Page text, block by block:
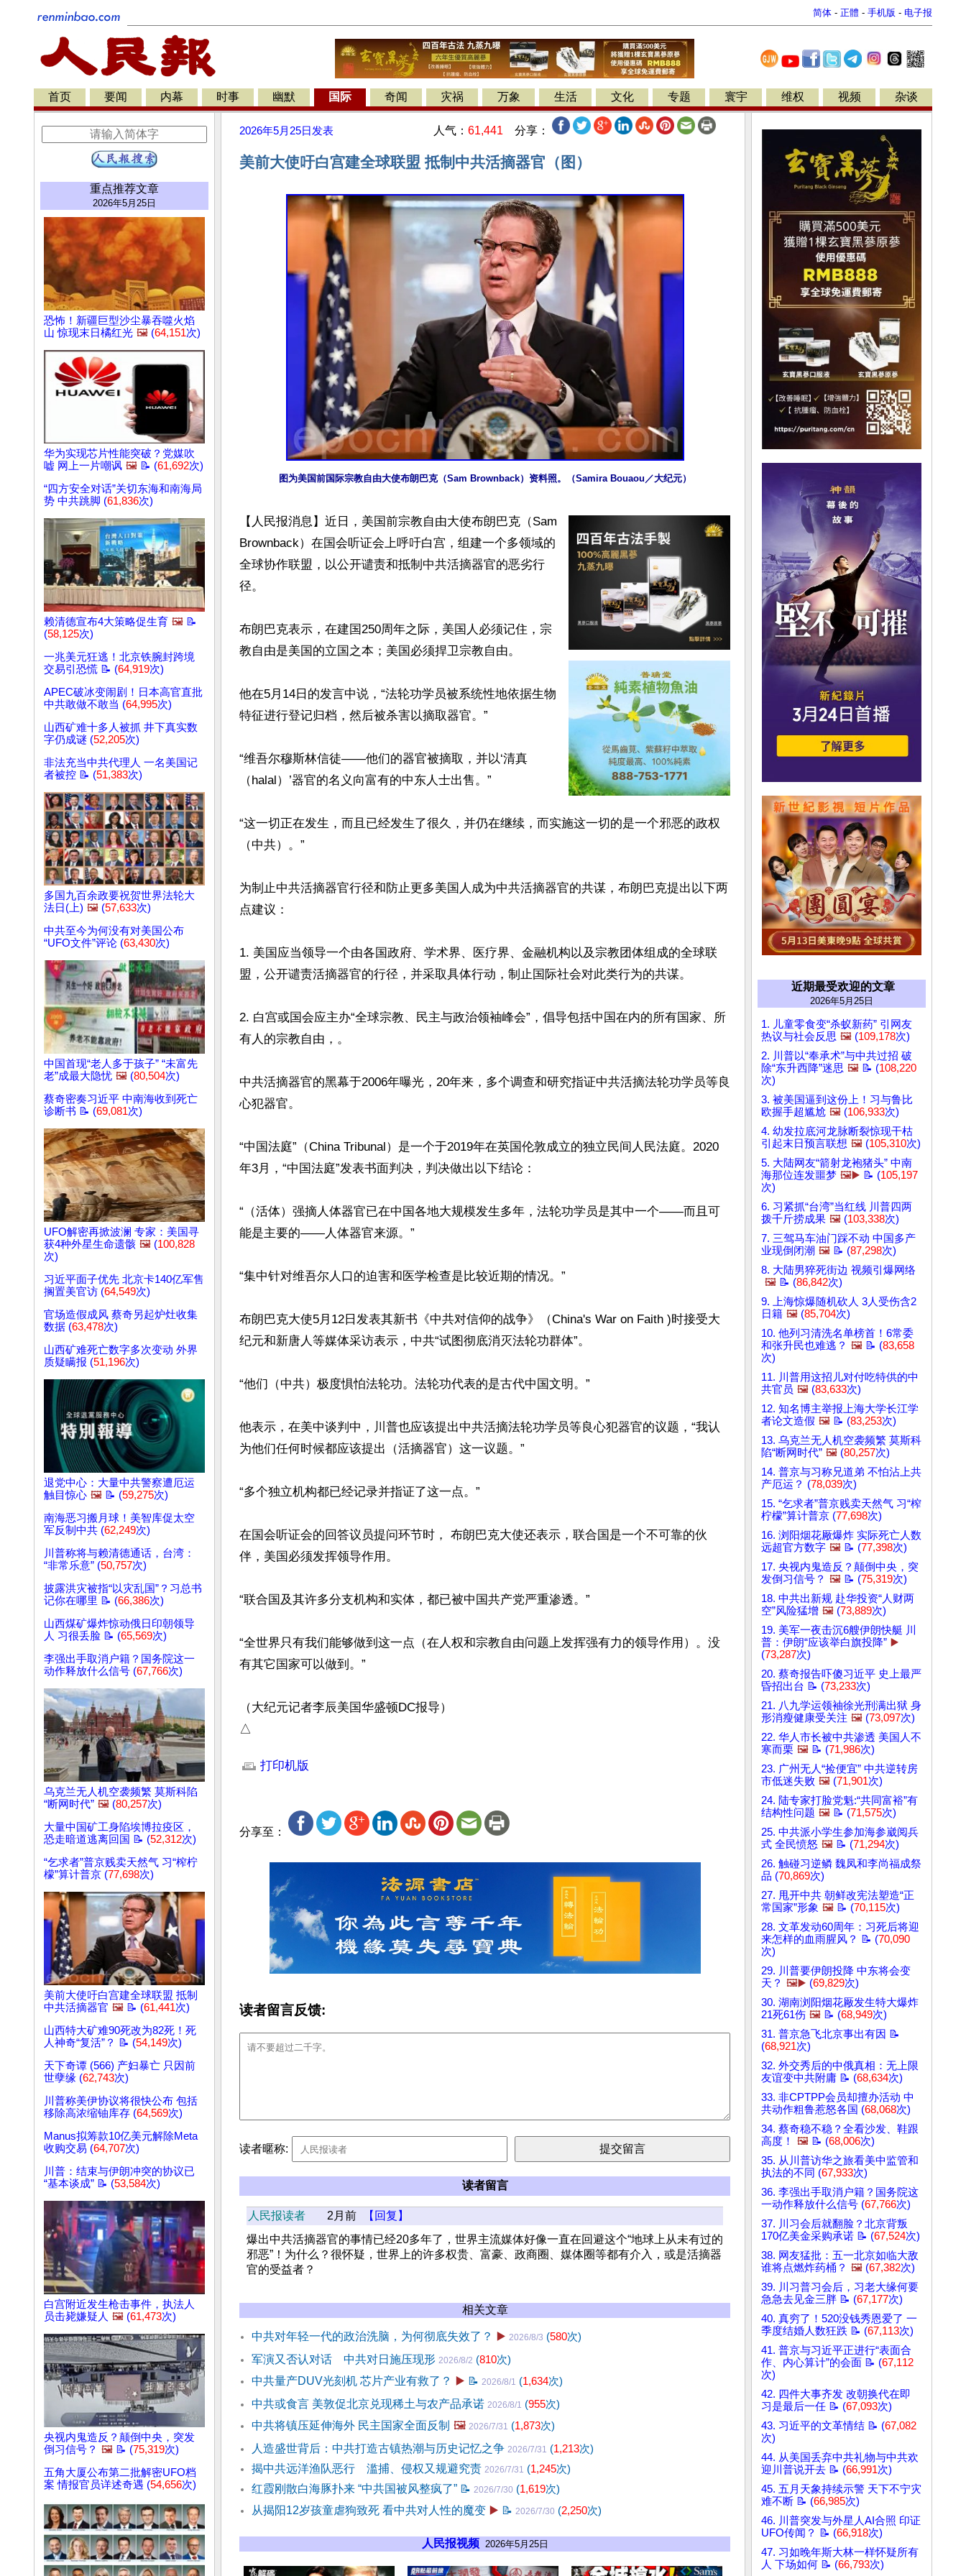
简体 - 正體 - 手机版 - 电子报
首页 要闻 内幕 时事 幽默 国际 奇闻 灾祸 万象 生活 文化 专题 寰宇 维权 视频 杂谈
重点推荐文章
2026年5月25日
恐怖！新疆巨型沙尘暴吞噬火焰
山 惊现末日橘红光 🖼️ (64,151次)
华为实现芯片性能突破？党媒吹
嘘 网上一片嘲讽 🖼️ 📝 (61,692次)
“四方安全对话”关切东海和南海局
势 中共跳脚 (61,836次)
赖清德宣布4大策略促生育 🖼️ 📝
(58,125次)
一兆美元狂逃！北京铁腕封跨境
交易引恐慌 📝 (64,919次)
APEC破冰变闹剧！日本高官直批
中共敢做不敢当 (64,995次)
山西矿难十多人被抓 井下真实数
字仍成谜 (52,205次)
非法充当中共代理人 一名美国记
者被控 📝 (51,383次)
多国九百余政要祝贺世界法轮大
法日(上) 🖼️ (57,633次)
中共至今为何没有对美国公布
“UFO文件”评论 (63,430次)
中国首现“老人多于孩子” “未富先
老”成最大隐忧 🖼️ (80,504次)
蔡奇密奏习近平 中南海收到死亡
诊断书 📝 (69,081次)
UFO解密再掀波澜 专家：美国寻
获4种外星生命遗骸 🖼️ (100,828
次)
习近平面子优先 北京卡140亿军售
搁置美官访 (64,549次)
官场造假成风 蔡奇另起炉灶收集
数据 (63,478次)
山西矿难死亡数字多次变动 外界
质疑瞒报 (51,196次)
退党中心：大量中共警察遭厄运
触目惊心 🖼️ 📝 (59,275次)
南海恶习搬月球！美智库促太空
军反制中共 (62,249次)
川普称将与赖清德通话，台湾：
“非常乐意” (50,757次)
披露洪灾被指“以灾乱国”？习总书
记你在哪里 📝 (66,386次)
山西煤矿爆炸惊动俄日印朝领导
人 习很丢脸 📝 (65,569次)
李强出手取消户籍？国务院这一
动作释放什么信号 (67,766次)
乌克兰无人机空袭频繁 莫斯科陷
“断网时代” 🖼️ (80,257次)
大量中国矿工身陷埃博拉疫区，
恐走暗道逃离回国 📝 (52,312次)
“乞求者”普京贱卖天然气 习“榨柠
檬”算计普京 (77,698次)
美前大使吁白宫建全球联盟 抵制
中共活摘器官 🖼️ 📝 (61,441次)
山西特大矿难90死改为82死！死
人神奇“复活”？ 📝 (54,149次)
天下奇谭 (566) 产妇暴亡 只因前
世孽缘 (62,743次)
川普称美伊协议将很快公布 包括
移除高浓缩铀库存 (64,569次)
Manus拟筹款10亿美元解除Meta
收购交易 (64,707次)
川普：结束与伊朗冲突的协议已
“基本谈成” 📝 (53,584次)
白宫附近发生枪击事件，执法人
员击毙嫌疑人 🖼️ (61,473次)
央视内鬼造反？颠倒中央，突发
倒习信号？ 🖼️ 📝 (75,319次)
五角大厦公布第二批解密UFO档
案 情报官员详述奇遇 (54,656次)
2026年5月25日 发表 人气： 61,441 分享：
美前大使吁白宫建全球联盟 抵制中共活摘器官（图）
图为美国前国际宗教自由大使布朗巴克（Sam Brownback）资料照。（Samira Bouaou／大纪元）
【人民报消息】近日，美国前宗教自由大使布朗巴克（Sam
Brownback）在国会听证会上呼吁白宫，组建一个多领域的
全球协作联盟，以公开谴责和抵制中共活摘器官的恶劣行
径。
布朗巴克表示，在建国250周年之际，美国人必须记住，宗
教自由是美国的立国之本；美国必须捍卫宗教自由。
他在5月14日的发言中说，“法轮功学员被系统性地依据生物
特征进行登记归档，然后被杀害以摘取器官。”
“维吾尔穆斯林信徒——他们的器官被摘取，并以‘清真
（halal）’器官的名义向富有的中东人士出售。”
“这一切正在发生，而且已经发生了很久，并仍在继续，而实施这一切的是一个邪恶的政权
（中共）。”
为制止中共活摘器官行径和防止更多美国人成为中共活摘器官的共谋，布朗巴克提出以下两
点建议：
1. 美国应当领导一个由各国政府、学术界、医疗界、金融机构以及宗教团体组成的全球联
盟，公开谴责活摘器官的行径，并采取具体行动，制止国际社会对此类行为的共谋。
2. 白宫或国会应主办“全球宗教、民主与政治领袖峰会”，倡导包括中国在内的所有国家、所
有人的宗教自由，。
中共活摘器官的黑幕于2006年曝光，20年来，多个调查和研究指证中共活摘法轮功学员等良
心犯器官。
“中国法庭”（China Tribunal）是一个于2019年在英国伦敦成立的独立民间人民法庭。2020
年3月，“中国法庭”发表书面判决，判决做出以下结论：
“（活体）强摘人体器官已在中国各地大规模发生多年，法轮功学员是其中一个——而且可
能是主要的——人体器官来源。”
“集中针对维吾尔人口的迫害和医学检查是比较近期的情况。”
布朗巴克大使5月12日发表其新书《中共对信仰的战争》（China's War on Faith )时接受大
纪元和新唐人等媒体采访表示，中共“试图彻底消灭法轮功群体”。
“他们（中共）极度惧怕法轮功。法轮功代表的是古代中国文明。”
他表示，在美中谈判中，川普也应该提出中共活摘法轮功学员等良心犯器官的议题，“我认
为他们任何时候都应该提出（活摘器官）这一议题。”
“多个独立机构都已经记录并指证了这一点。”
在国会听证会的回答议员提问环节时， 布朗巴克大使还表示，联合国是一个不可靠的伙
伴，美国必须发挥领导作用。
“联合国及其许多分支机构和实体，都已被中国共产党严重渗透。”
“全世界只有我们能够做到这一点（在人权和宗教自由问题上发挥强有力的领导作用）。没
有其它国家可以做到。”
（大纪元记者李辰美国华盛顿DC报导）
△
打印机版
分享至：
读者留言反馈:
读者暱称:
读者留言
人民报读者 2月前
【回复】
爆出中共活摘器官的事情已经20多年了，世界主流媒体好像一直在回避这个“地球上从未有过的
邪恶”！为什么？很怀疑，世界上的许多权贵、富豪、政商圈、媒体圈等都有介入，或是活摘器
官的受益者？
相关文章
中共对年轻一代的政治洗脑，为何彻底失效了？ ▶️ 2026/8/3 (580次)
军演又否认对话 中共对日施压现形 2026/8/2 (810次)
中共量产DUV光刻机 芯片产业有救了？ ▶️ 📝 2026/8/1 (1,634次)
中共或食言 美敦促北京兑现稀土与农产品承诺 2026/8/1 (955次)
中共将镇压延伸海外 民主国家全面反制 🖼️ 2026/7/31 (1,873次)
人造盛世背后：中共打造古镇热潮与历史记忆之争 2026/7/31 (1,213次)
揭中共远洋渔队恶行 滥捕、侵权又规避究责 2026/7/31 (1,245次)
红霞刚散白海豚扑来 “中共国被风整疯了” 📝 2026/7/30 (1,619次)
从揭阳12岁孩童虐狗致死 看中共对人性的魔变 ▶️ 📝 2026/7/30 (2,250次)
人民报视频 2026年5月25日
近期最受欢迎的文章
2026年5月25日
1. 儿童零食变“杀蚁新药” 引网友
热议与社会反思 🖼️ (109,178次)
2. 川普以“奉承术”与中共过招 破
除“东升西降”迷思 🖼️ 📝 (108,220
次)
3. 被美国逼到这份上！习与鲁比
欧握手超尴尬 🖼️ (106,933次)
4. 幼发拉底河龙脉断裂惊现干枯
引起末日预言联想 🖼️ (105,310次)
5. 大陆网友“箭射龙袍猪头” 中南
海那位连发噩梦 🖼️▶️ 📝 (105,197
次)
6. 习紧抓“台湾”当红线 川普四两
拨千斤捞成果 🖼️ (103,338次)
7. 三驾马车油门踩不动 中国多产
业现倒闭潮 🖼️ 📝 (87,298次)
8. 大陆男猝死街边 视频引爆网络
🖼️ 📝 (86,842次)
9. 上海惊爆随机砍人 3人受伤含2
日籍 🖼️ (85,704次)
10. 他列习清洗名单榜首！6常委
和张升民也难逃？ 🖼️ 📝 (83,658
次)
11. 川普用这招儿对付吃特供的中
共官员 🖼️ (83,633次)
12. 知名博主举报上海大学长江学
者论文造假 🖼️ 📝 (83,253次)
13. 乌克兰无人机空袭频繁 莫斯科
陷“断网时代” 🖼️ (80,257次)
14. 普京与习称兄道弟 不怕沾上共
产厄运？ (78,039次)
15. “乞求者”普京贱卖天然气 习“榨
柠檬”算计普京 (77,698次)
16. 浏阳烟花厰爆炸 实际死亡人数
远超官方数字 🖼️ 📝 (77,398次)
17. 央视内鬼造反？颠倒中央，突
发倒习信号？ 🖼️ 📝 (75,319次)
18. 中共出新规 赴华投资“人财两
空”风险猛增 🖼️ (73,889次)
19. 美军一夜击沉6艘伊朗快艇 川
普：伊朗“应该举白旗投降” ▶️
(73,287次)
20. 蔡奇报告吓傻习近平 史上最严
昏招出台 📝 (73,233次)
21. 八九学运领袖徐光刑满出狱 身
形消瘦健康受关注 🖼️ (73,097次)
22. 华人市长被中共渗透 美国人不
寒而栗 🖼️ 📝 (71,986次)
23. 广州无人“捡便宜” 中共逆转房
市低迷失败 🖼️ (71,901次)
24. 陆专家打脸党魁:“共同富裕”有
结构性问题 🖼️ 📝 (71,575次)
25. 中共派小学生参加海参崴阅兵
式 全民愤怒 🖼️ 📝 (71,294次)
26. 触碰习逆鳞 魏凤和李尚福成祭
品 (70,869次)
27. 甩开中共 朝鲜改宪法塑造“正
常国家”形象 🖼️ 📝 (70,115次)
28. 文革发动60周年：习死后将迎
来怎样的血雨腥风？ 📝 (70,090
次)
29. 川普要伊朗投降 中东将会变
天？ 🖼️▶️ (69,829次)
30. 湖南浏阳烟花厰发生特大爆炸
21死61伤 🖼️ 📝 (68,949次)
31. 普京急飞北京事出有因 📝
(68,921次)
32. 外交秀后的中俄真相：无上限
友谊变中共附庸 📝 (68,634次)
33. 非CPTPP会员却擅办活动 中
共动作粗鲁惹怒各国 (68,068次)
34. 蔡奇稳不稳？全看沙发、鞋跟
高度！
🖼️ 📝 (68,006次)
35. 从川普访华之旅看美中监管和
执法的不同 (67,933次)
36. 李强出手取消户籍？国务院这
一动作释放什么信号 (67,766次)
37. 川习会后就翻脸？北京背叛
170亿美金采购承诺 📝 (67,524次)
38. 网友猛批：五一北京如临大敌
谁将点燃炸药桶？ 🖼️ (67,382次)
39. 川习普习会后，习老大缘何要
急急去见金三胖 📝 (67,177次)
40. 真穷了！520没钱秀恩爱了 一
季度结婚人数狂跌 📝 (67,113次)
41. 普京与习近平正进行“表面合
作、内心算计”的会面 📝 (67,112
次)
42. 四件大事齐发 改朝换代在即
习是最后一任 📝 (67,093次)
43. 习近平的文革情结 📝 (67,082
次)
44. 从美国丢弃中共礼物与中共欢
迎川普说开去 📝 (66,991次)
45. 五月天象持续示警 天下不宁灾
难不断 📝 (66,985次)
46. 川普突发与外星人AI合照 印证
UFO传闻？ 📝 (66,918次)
47. 习如晚年斯大林一样怀疑所有
人 下场如何 📝 (66,793次)